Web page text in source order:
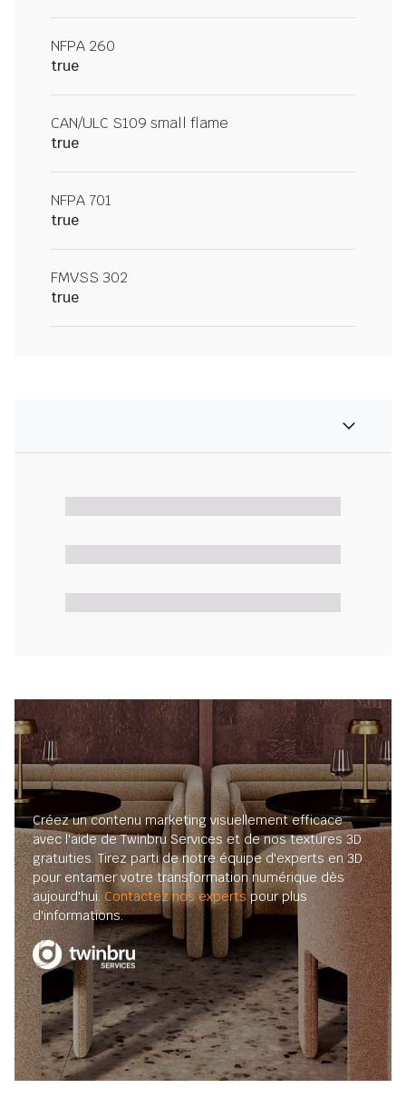
NFPA 260
true
CAN/ULC S109 small flame
true
NFPA 701
true
FMVSS 302
true
Créez un contenu marketing visuellement efficace
avec l'aide de Twinbru Services et de nos textures 3D
gratuities. Tirez parti de notre équipe d'experts en 3D
pour entamer votre transformation numérique dès
aujourd'hui.Contactez nos expertspour plus
d'informations.